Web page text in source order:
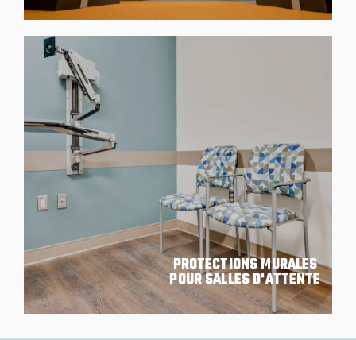
PROTECTIONS MURALES
POUR SALLES D'ATTENTE